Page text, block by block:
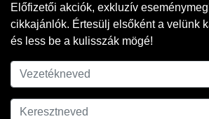
Előfizetői akciók, exkluzív
cikkajánlók. Értesülj elsőként a velünk
és less be a kulisszák mögé!